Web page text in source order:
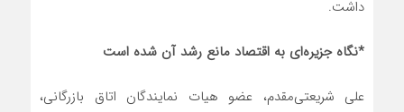
داشت.
*نگاه جزیره‌ای به اقتصاد مانع رشد آن شده است
علی شریعتی‌مقدم، عضو هیات نمایندگان اتاق بازرگانی،